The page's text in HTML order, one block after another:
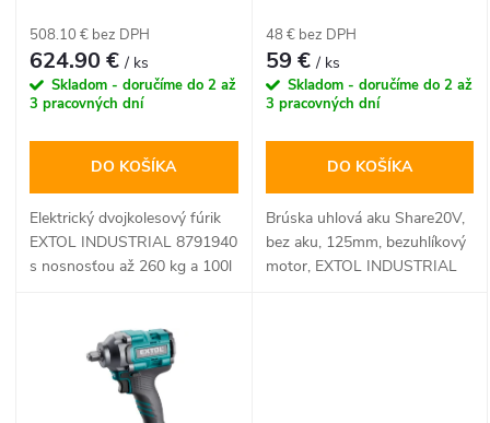
p
o
d
u
o
u
k
(2x6Ah, 100L, 260kg)
508.10 € bez DPH
624.90 €/ ks
Skladom - doručíme do 2 až
3 pracovných dní
DO KOŠÍKA
Elektrický dvojkolesový fúrik
EXTOL INDUSTRIAL 8791940
s nosnosťou až 260 kg a 100l
bez fyzickej námahy. Vďaka
silnému 500W bezuhlíkovému
motoru s diferenciálom, voľbe
Turbo rýchlosti a pohonu s
bezuhlíkový motor
48 € bez DPH
59 €/ ks
Skladom - doručíme do 2 až
3 pracovných dní
DO KOŠÍKA
Brúska uhlová aku Share20V,
bez aku, 125mm, bezuhlíkový
motor, EXTOL INDUSTRIAL